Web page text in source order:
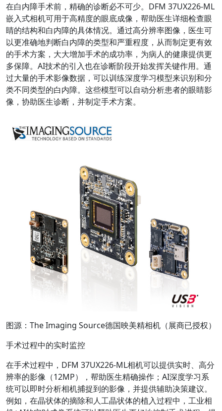
在白内障手术前，精确的诊断必不可少。DFM 37UX226-ML
嵌入式相机可用于高精度的眼底成像，帮助医生详细检查眼
睛的结构和白内障的具体情况。通过高分辨率图像，医生可
以更准确地判断白内障的类型和严重程度，从而制定更有效
的手术方案，大大增加手术的成功率，为病人的健康提供更
多保障。AI技术的引入也在诊断阶段开始发挥关键作用。通
过大量的手术影像数据，可以训练深度学习模型来识别和分
类不同类型的白内障。这些模型可以自动分析患者的眼睛影
像，协助医生诊断，并制定手术方案。
图源：The Imaging Source德国映美精相机（展商已授权）
手术过程中的实时监控
在手术过程中，DFM 37UX226-ML相机可以提供实时、高分
辨率的影像（12MP），帮助医生精确操作；AI深度学习系
统可以即时分析相机捕捉到的影像，并提供辅助决策建议。
例如，在晶状体的摘除和人工晶状体的植入过程中，工业相